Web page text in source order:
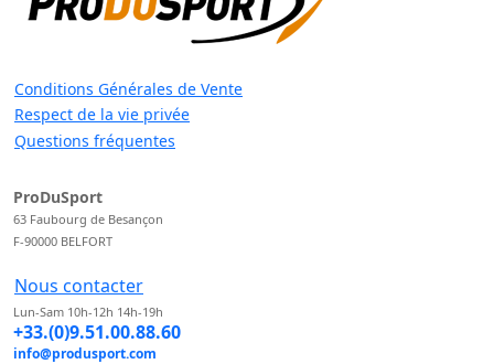
Conditions Générales de Vente
Respect de la vie privée
Questions fréquentes
ProDuSport
63 Faubourg de Besançon
F-90000 BELFORT
Nous contacter
Lun-Sam 10h-12h 14h-19h
+33.(0)9.51.00.88.60
info@produsport.com